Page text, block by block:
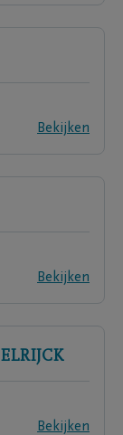
Bekijken
Bekijken
Bekijken